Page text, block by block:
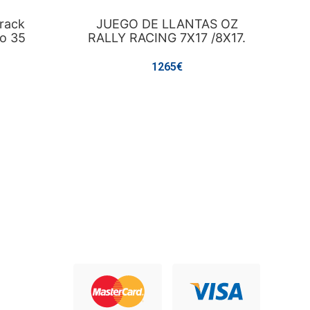
35
JUEGO DE LLANTAS OZ
RALLY RACING 7X17 /8X17.
1265€